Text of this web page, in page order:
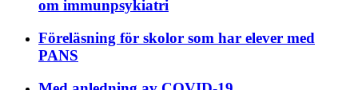
om immunpsykiatri
Föreläsning för skolor som har elever med
PANS